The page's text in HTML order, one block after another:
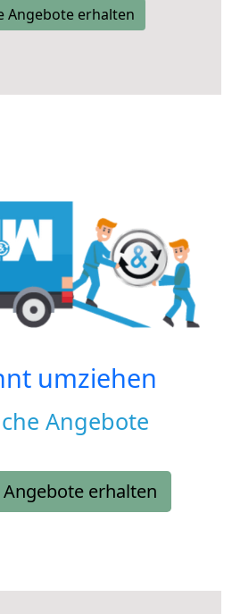
Angebote erhalten
umziehen
Angebote
erhalten